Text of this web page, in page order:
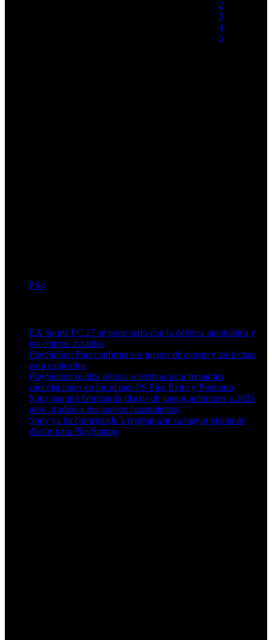
2
3
4
5
PS4
EA Sports FC 27 se pone serio con la defensa automática y
los centros asistidos
PlayStation Plus confirma sus juegos de agosto y las fechas
para canjearlos
PlayStation realiza ofertas selectivas para frenar las
cancelaciones en los planes PS Plus Extra y Premium
Sony seguirá fabricando discos de juegos anteriores a 2028
pese al adiós a los nuevos lanzamientos
Sony ya ha comenzado a reorganizar su mayor planta de
discos para PlayStation